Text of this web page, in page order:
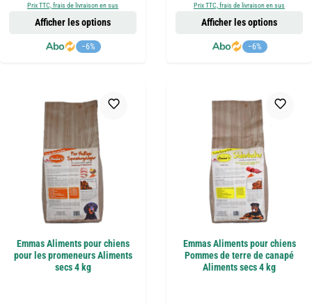
Prix TTC, frais de livraison en sus
−6%
Afficher les options
Prix TTC, frais de livraison en sus
−6%
Afficher les options
Emmas Aliments pour chiens
pour les promeneurs Aliments
secs 4 kg
Emmas Aliments pour chiens
Pommes de terre de canapé
Aliments secs 4 kg